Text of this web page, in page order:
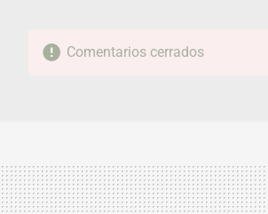
Comentarios cerrados